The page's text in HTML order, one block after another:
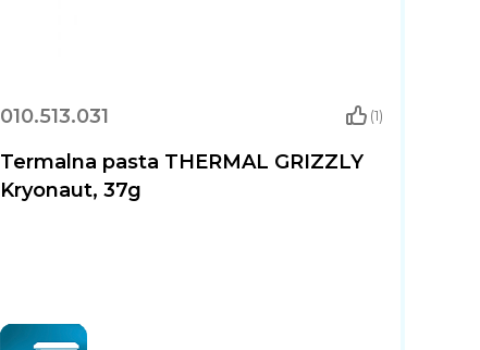
010.513.031 (1)
Termalna pasta THERMAL GRIZZLY
Kryonaut, 37g